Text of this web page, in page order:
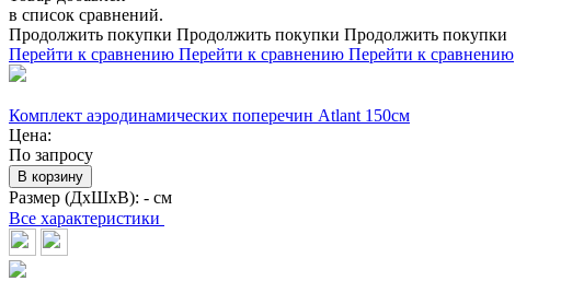
в список сравнений.
Продолжить покупки Продолжить покупки Продолжить покупки
Перейти к сравнению Перейти к сравнению Перейти к сравнению
Комплект аэродинамических поперечин Atlant 150см
Цена:
По запросу
В корзину
Размер (ДхШхВ): - см
Все характеристики